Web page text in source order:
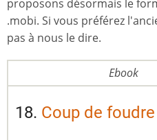
proposons désormais le
.mobi. Si vous préférez
pas à nous le dire.
Ebook
18. Coup de foudre